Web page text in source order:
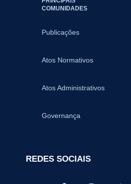
COMUNIDADES
Publicações
Atos Normativos
Atos Administrativos
Governança
REDES SOCIAIS